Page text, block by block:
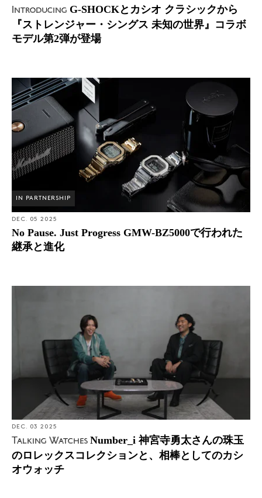
Introducing G-SHOCKとカシオ クラシックから
『ストレンジャー・シングス 未知の世界』コラボ
モデル第2弾が登場
IN PARTNERSHIP
DEC. 05 2025
No Pause. Just Progress GMW-BZ5000で行われた
継承と進化
DEC. 03 2025
Talking Watches Number_i 神宮寺勇太さんの珠玉
のロレックスコレクションと、相棒としてのカシ
オウォッチ